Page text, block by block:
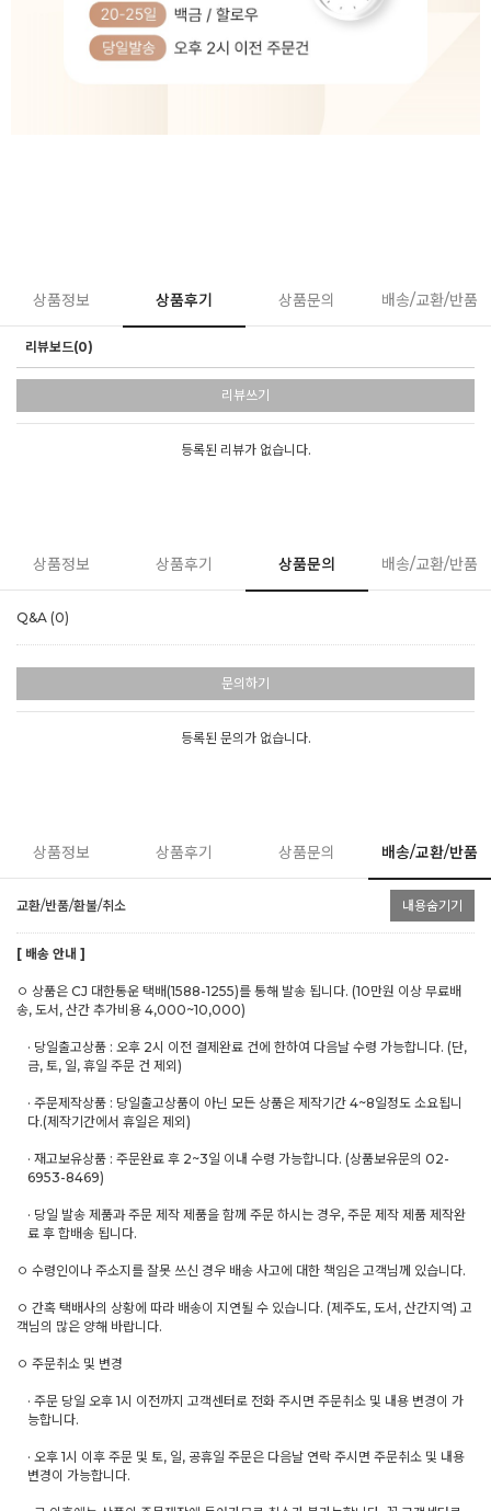
상품정보 상품후기 상품문의 배송/교환/반품
리뷰보드(0)
리뷰쓰기
등록된 리뷰가 없습니다.
상품정보 상품후기 상품문의 배송/교환/반품
Q&A (0)
문의하기
등록된 문의가 없습니다.
상품정보 상품후기 상품문의 배송/교환/반품
교환/반품/환불/취소 내용숨기기
[ 배송 안내 ]
ㅇ 상품은 CJ 대한통운 택배(1588-1255)를 통해 발송 됩니다. (10만원 이상 무료배
송, 도서, 산간 추가비용 4,000~10,000)
· 당일출고상품 : 오후 2시 이전 결제완료 건에 한하여 다음날 수령 가능합니다. (단,
금, 토, 일, 휴일 주문 건 제외)
· 주문제작상품 : 당일출고상품이 아닌 모든 상품은 제작기간 4~8일정도 소요됩니
다.(제작기간에서 휴일은 제외)
· 재고보유상품 : 주문완료 후 2~3일 이내 수령 가능합니다. (상품보유문의 02-
6953-8469)
· 당일 발송 제품과 주문 제작 제품을 함께 주문 하시는 경우, 주문 제작 제품 제작완
료 후 합배송 됩니다.
ㅇ 수령인이나 주소지를 잘못 쓰신 경우 배송 사고에 대한 책임은 고객님께 있습니다.
ㅇ 간혹 택배사의 상황에 따라 배송이 지연될 수 있습니다. (제주도, 도서, 산간지역) 고
객님의 많은 양해 바랍니다.
ㅇ 주문취소 및 변경
· 주문 당일 오후 1시 이전까지 고객센터로 전화 주시면 주문취소 및 내용 변경이 가
능합니다.
· 오후 1시 이후 주문 및 토, 일, 공휴일 주문은 다음날 연락 주시면 주문취소 및 내용
변경이 가능합니다.